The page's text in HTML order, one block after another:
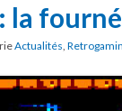
la
Actualités,